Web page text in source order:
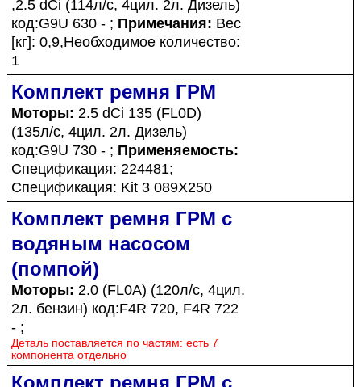
,2.5 dCi (114л/с, 4цил. 2л. Дизель)
код:G9U 630 - ; Примечания: Вес
[кг]: 0,9,Необходимое количество:
1
Комплект ремня ГРМ
Моторы: 2.5 dCi 135 (FL0D)
(135л/с, 4цил. 2л. Дизель)
код:G9U 730 - ; Применяемость:
Спецификация: 224481;
Спецификация: Kit 3 089X250
Комплект ремня ГРМ с
водяным насосом
(помпой)
Моторы: 2.0 (FL0A) (120л/с, 4цил.
2л. бензин) код:F4R 720, F4R 722
- ;
Деталь поставляется по частям: есть 7
компонента отдельно
Комплект ремня ГРМ с